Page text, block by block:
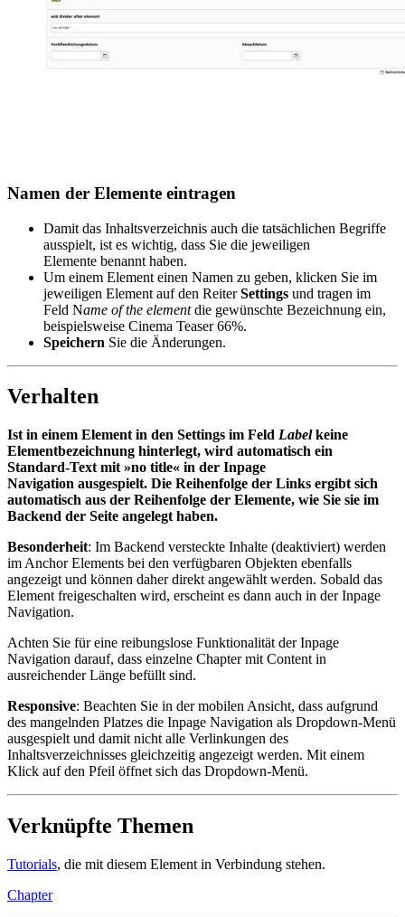
Namen der Elemente eintragen
Damit das Inhaltsverzeichnis auch die tatsächlichen Begriffe
ausspielt, ist es wichtig, dass Sie die jeweiligen
Elemente benannt haben.
Um einem Element einen Namen zu geben, klicken Sie im
jeweiligen Element auf den ReiterSettings und tragen im
Feld Name of the elementdie gewünschte Bezeichnung ein,
beispielsweise Cinema Teaser 66%.
Speichern Sie die Änderungen.
Verhalten
Ist in einem Element in den Settings im Feld Labelkeine
Elementbezeichnung hinterlegt, wird automatisch ein
Standard-Text mit »no title« in der Inpage
Navigation ausgespielt. Die Reihenfolge der Links ergibt sich
automatisch aus der Reihenfolge der Elemente, wie Sie sie im
Backend der Seite angelegt haben.
Besonderheit: Im Backend versteckte Inhalte (deaktiviert) werden
im Anchor Elements bei den verfügbaren Objekten ebenfalls
angezeigt und können daher direkt angewählt werden. Sobald das
Element freigeschalten wird, erscheint es dann auch in der Inpage
Navigation.
Achten Sie für eine reibungslose Funktionalität der Inpage
Navigation darauf, dass einzelne Chapter mit Content in
ausreichender Länge befüllt sind.
Responsive: Beachten Sie in der mobilen Ansicht, dass aufgrund
des mangelnden Platzes die Inpage Navigation als Dropdown-Menü
ausgespielt und damit nicht alle Verlinkungen des
Inhaltsverzeichnisses gleichzeitig angezeigt werden. Mit einem
Klick auf den Pfeil öffnet sich das Dropdown-Menü.
Verknüpfte Themen
Tutorials, die mit diesem Element in Verbindung stehen.
Chapter